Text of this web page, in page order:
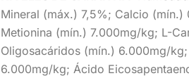
Mineral (máx.) 7,5%; Calcio
Metionina (mín.) 7.000mg/kg; L-
Oligosacáridos (mín.) 6.000mg/
6.000mg/kg; Ácido